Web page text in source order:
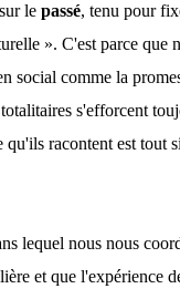
le passé, tenu pour
». C'est parce que
social comme la
s'efforcent
racontent est tout
lequel nous nous
et que l'expérience